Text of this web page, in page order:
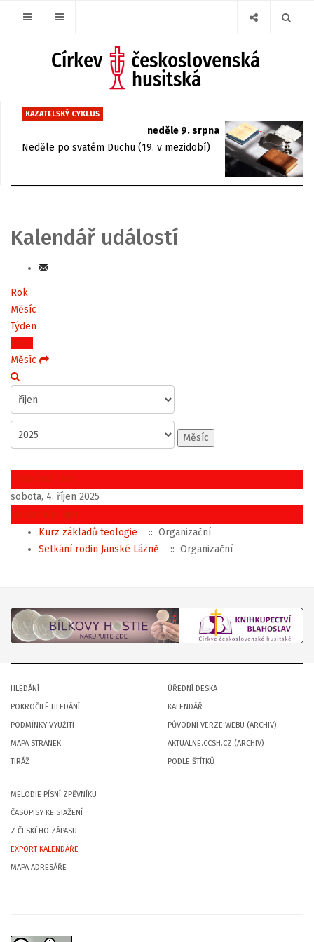
KAZATELSKÝ CYKLUS
neděle 9. srpna
Neděle po svatém Duchu (19. v mezidobí)
Kalendář událostí
Rok
Měsíc
Týden
Dnes
Měsíc
Měsíc
Předchozí den
sobota, 4. říjen 2025
Následující den
Kurz základů teologie
:: Organizační
Setkání rodin Janské Lázně
:: Organizační
HLEDÁNÍ
POKROČILÉ HLEDÁNÍ
PODMÍNKY VYUŽITÍ
MAPA STRÁNEK
TIRÁŽ
ÚŘEDNÍ DESKA
KALENDÁŘ
PŮVODNÍ VERZE WEBU (ARCHIV)
AKTUALNE.CCSH.CZ (ARCHIV)
PODLE ŠTÍTKŮ
MELODIE PÍSNÍ ZPĚVNÍKU
ČASOPISY KE STAŽENÍ
Z ČESKÉHO ZÁPASU
EXPORT KALENDÁŘE
MAPA ADRESÁŘE